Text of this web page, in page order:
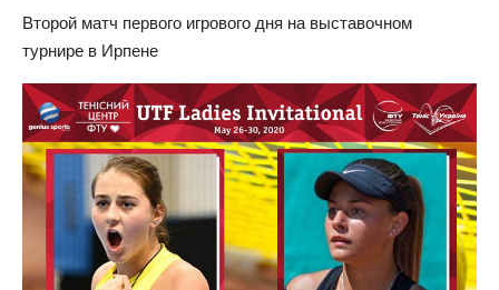
Второй матч первого игрового дня на выставочном
турнире в Ирпене